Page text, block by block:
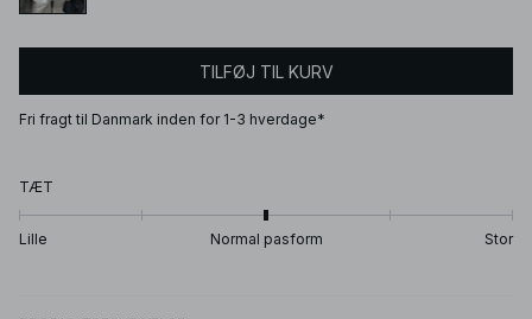
TILFØJ TIL KURV
Fri fragt til Danmark inden for 1-3 hverdage*
TÆT
Lille Normal pasform Stor